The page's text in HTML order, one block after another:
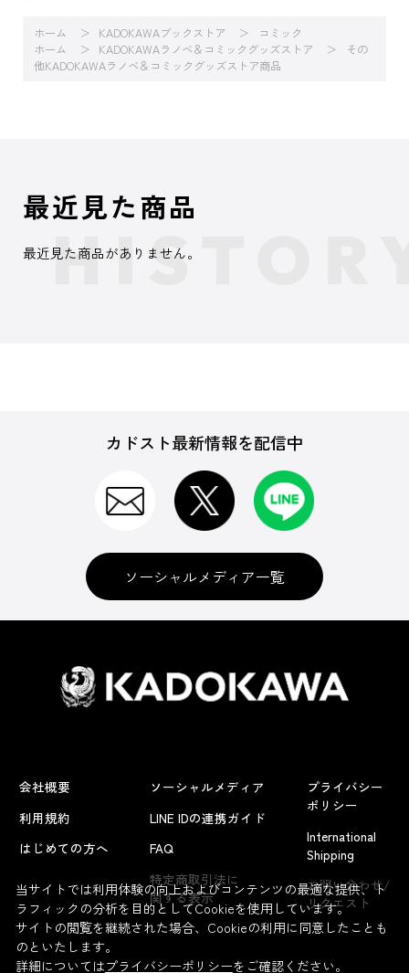
ホーム KADOKAWAブックストア
コミック
ホーム
KADOKAWAラノベ＆コミックグッズストア
その
他KADOKAWAラノベ＆コミックグッズストア商品
よくあるお問い合わせ
最近見た商品
最近見た商品がありません。
カドスト最新情報を配信中
ソーシャルメディア一覧
会社概要
利用規約
はじめての方へ
ソーシャルメディア
LINE IDの連携ガイド
FAQ
特定商取引法に
関する表示
プライバシー
ポリシー
International
Shipping
お問い合わせ/
リクエスト
当サイトでは利用体験の向上およびコンテンツの最適な提供、ト
ラフィックの分析を目的としてCookieを使用しています。
サイトの閲覧を継続された場合、Cookieの利用に同意したことも
のといたします。
詳細についてはプライバシーポリシーをご確認ください。